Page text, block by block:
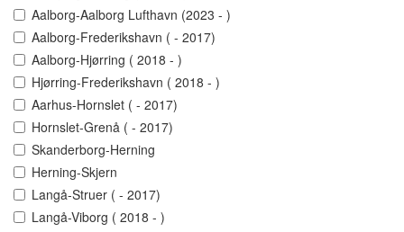
Aalborg-Aalborg Lufthavn (2023 - )
Aalborg-Frederikshavn ( - 2017)
Aalborg-Hjørring ( 2018 - )
Hjørring-Frederikshavn ( 2018 - )
Aarhus-Hornslet ( - 2017)
Hornslet-Grenå ( - 2017)
Skanderborg-Herning
Herning-Skjern
Langå-Struer ( - 2017)
Langå-Viborg ( 2018 - )